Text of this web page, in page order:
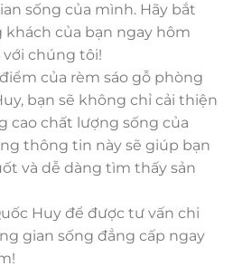
sống của mình. Hãy bắt
của bạn ngay hôm
với chúng tôi!
của rèm sáo gỗ phòng
bạn sẽ không chỉ cải thiện
cao chất lượng sống của
thông tin này sẽ giúp bạn
và dễ dàng tìm thấy sản
Huy để được tư vấn chi
gian sống đẳng cấp ngay